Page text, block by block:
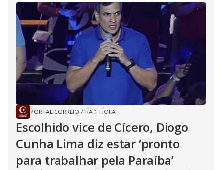
PORTAL CORREIO / HÁ 1 HORA
Escolhido vice de Cícero, Diogo
Cunha Lima diz estar ‘pronto
para trabalhar pela Paraíba’